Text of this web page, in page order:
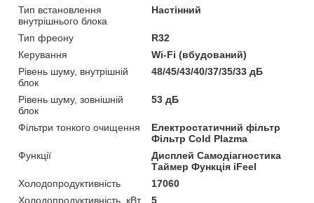
Тип встановлення
внутрішнього блока
Настінний
Тип фреону
R32
Керування
Wi-Fi (вбудований)
Рівень шуму, внутрішній
блок
48/45/43/40/37/35/33 дБ
Рівень шуму, зовнішній
блок
53 дБ
Фільтри тонкого очищення
Електростатичний фільтр
Фільтр Cold Plazma
Функції
Дисплей Самодіагностика
Таймер Функція iFeel
Холодопродуктивність
17060
Холодопродуктивність, кВт
5